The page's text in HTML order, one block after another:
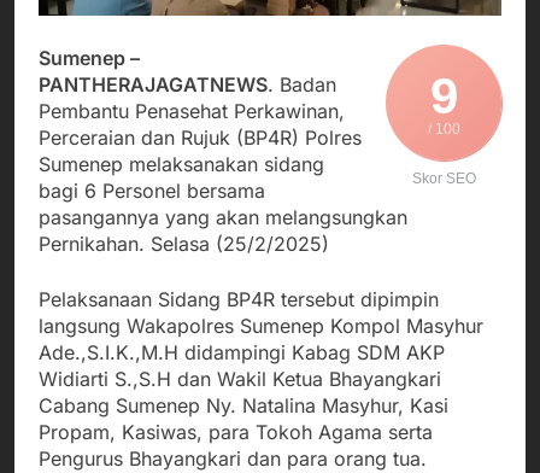
Edaran Disdik Jabar
Nasional TKBM: “Belum
Ada Keputusan Resmi”
Agustus 3, 2026
Tanah Sukaresmi: Kala
Mina Padi, P2L, dan
Gotong Royong
Menggerakkan Ekonomi
Desa
Agustus 3, 2026
Korban Tenggelam di
Perairan Giligenting
Ditemukan, Polisi
Pastikan Penanganan
Prosedur
Agustus 3, 2026
Kapolresta Sumenep
Sambut Kedatangan
Korban Evakuasi KM
Mutiara Sentosa 2 di
Agustus 3, 2026
9
/ 100
Skor SEO
Sumenep –
PANTHERAJAGATNEWS. Badan
Pembantu Penasehat Perkawinan,
Perceraian dan Rujuk (BP4R) Polres
Sumenep melaksanakan sidang
bagi 6 Personel bersama
pasangannya yang akan melangsungkan
Pernikahan. Selasa (25/2/2025)
Pelaksanaan Sidang BP4R tersebut dipimpin
langsung Wakapolres Sumenep Kompol Masyhur
Ade.,S.I.K.,M.H didampingi Kabag SDM AKP
Widiarti S.,S.H dan Wakil Ketua Bhayangkari
Cabang Sumenep Ny. Natalina Masyhur, Kasi
Propam, Kasiwas, para Tokoh Agama serta
Pengurus Bhayangkari dan para orang tua.